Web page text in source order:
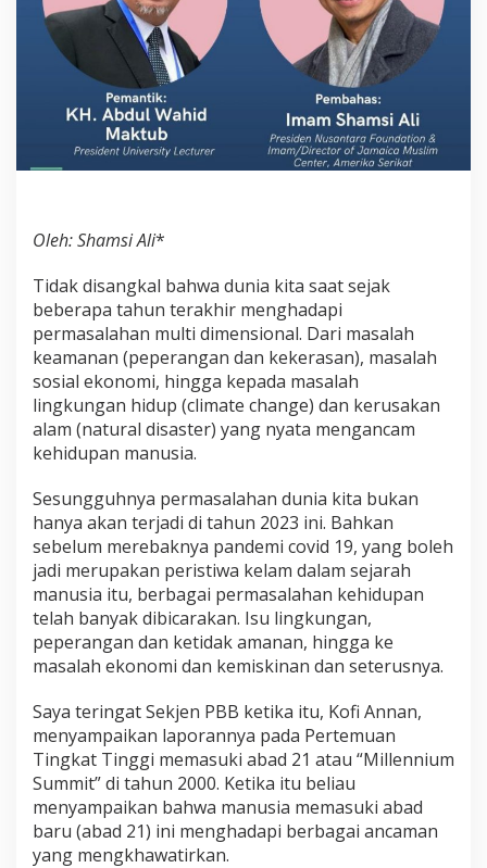
t
i
!
Oleh: Shamsi Ali*
Tidak disangkal bahwa dunia kita saat sejak
beberapa tahun terakhir menghadapi
permasalahan multi dimensional. Dari masalah
keamanan (peperangan dan kekerasan), masalah
sosial ekonomi, hingga kepada masalah
lingkungan hidup (climate change) dan kerusakan
alam (natural disaster) yang nyata mengancam
kehidupan manusia.
Sesungguhnya permasalahan dunia kita bukan
hanya akan terjadi di tahun 2023 ini. Bahkan
sebelum merebaknya pandemi covid 19, yang boleh
jadi merupakan peristiwa kelam dalam sejarah
manusia itu, berbagai permasalahan kehidupan
telah banyak dibicarakan. Isu lingkungan,
peperangan dan ketidak amanan, hingga ke
masalah ekonomi dan kemiskinan dan seterusnya.
Saya teringat Sekjen PBB ketika itu, Kofi Annan,
menyampaikan laporannya pada Pertemuan
Tingkat Tinggi memasuki abad 21 atau “Millennium
Summit” di tahun 2000. Ketika itu beliau
menyampaikan bahwa manusia memasuki abad
baru (abad 21) ini menghadapi berbagai ancaman
yang mengkhawatirkan.